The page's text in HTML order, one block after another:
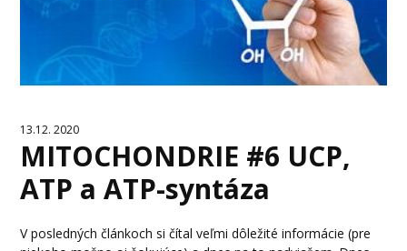
13.12. 2020
MITOCHONDRIE #6 UCP,
ATP a ATP-syntáza
V posledných článkoch si čítal veľmi dôležité informácie (pre